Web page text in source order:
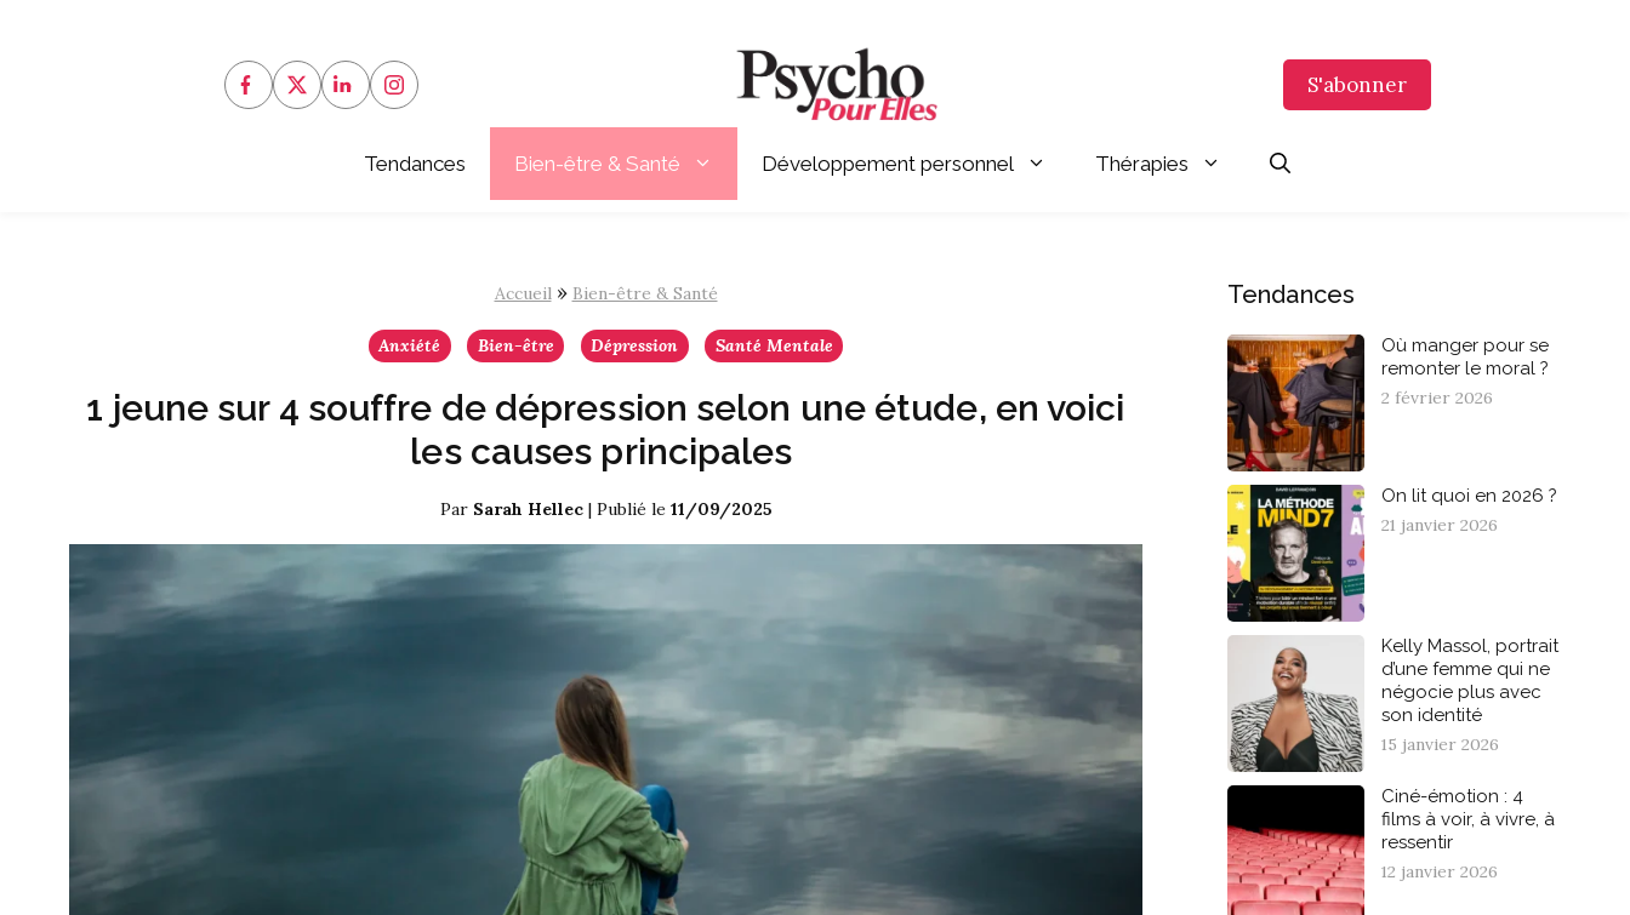
Tendances Bien-être & Santé Développement personnel Thérapies
S'abonner
Accueil» Bien-être & Santé
Anxiété Bien-être Dépression Santé Mentale
1 jeune sur 4 souffre de dépression selon une étude, en voici
les causes principales
Par Sarah Hellec | Publié le 11/09/2025
Tendances
Où manger pour se
remonter le moral ?
2 février 2026
On lit quoi en 2026 ?
21 janvier 2026
Kelly Massol, portrait
d’une femme qui ne
négocie plus avec
son identité
15 janvier 2026
Ciné-émotion : 4
films à voir, à vivre, à
ressentir
12 janvier 2026